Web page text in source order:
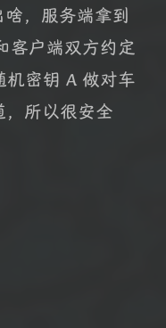
，服务端拿到
客户端双方约定
密钥 A 做对车
所以很安全